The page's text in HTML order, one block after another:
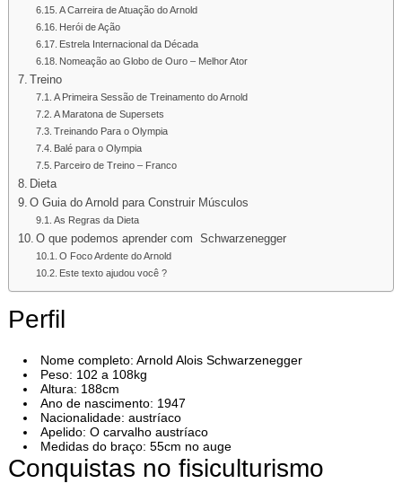
A Carreira de Atuação do Arnold
Herói de Ação
Estrela Internacional da Década
Nomeação ao Globo de Ouro – Melhor Ator
Treino
A Primeira Sessão de Treinamento do Arnold
A Maratona de Supersets
Treinando Para o Olympia
Balé para o Olympia
Parceiro de Treino – Franco
Dieta
O Guia do Arnold para Construir Músculos
As Regras da Dieta
O que podemos aprender com Schwarzenegger
O Foco Ardente do Arnold
Este texto ajudou você ?
Perfil
Nome completo: Arnold Alois Schwarzenegger
Peso: 102 a 108kg
Altura: 188cm
Ano de nascimento: 1947
Nacionalidade: austríaco
Apelido: O carvalho austríaco
Medidas do braço: 55cm no auge
Conquistas no fisiculturismo